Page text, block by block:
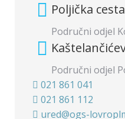
Poljička
Područni odjel
Područni odjel
021 861 041
021 861 112
ured@ogs-